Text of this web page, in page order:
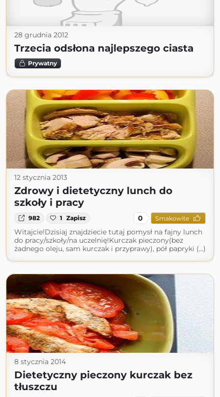
28 grudnia 2012
Trzecia odsłona najlepszego ciasta
Prywatny
12 stycznia 2013
Zdrowy i dietetyczny lunch do
szkoły i pracy
982 1 Zapisz 0 Smakowite
Witajcie!Dzisiaj znajdziecie tutaj pomysł na fajny lunch
do pracy/szkoły/na uczelnię!Kurczak pieczony(bez
żadnego oleju, sam kurczak i przyprawy), pół papryki (...)
8 stycznia 2014
Dietetyczny pieczony kurczak bez
tłuszczu